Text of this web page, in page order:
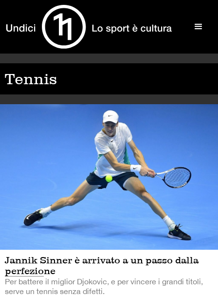
Tennis
Jannik Sinner è arrivato a un passo dalla
perfezione
Per battere il miglior Djokovic, e per vincere i grandi titoli,
serve un tennis senza difetti.